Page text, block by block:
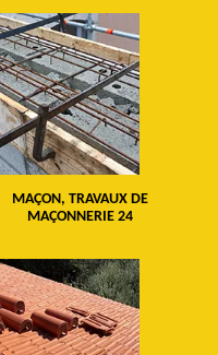
MAÇON, TRAVAUX DE
MAÇONNERIE 24